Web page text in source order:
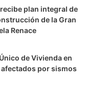
plan integral de
de la Gran
Renace
de Vivienda en
por sismos